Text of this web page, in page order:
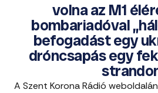
volna az M1
bombariadóval
befogadást egy
dróncsapás egy
A Szent Korona Rádió